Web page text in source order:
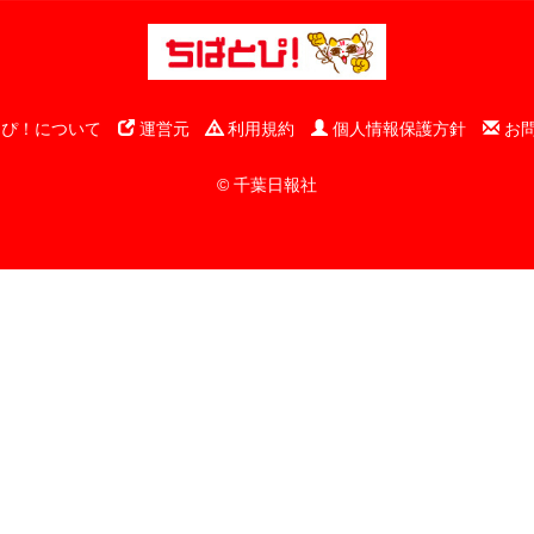
！について 運営元 利用規約 個人情報保護方針 お
© 千葉日報社